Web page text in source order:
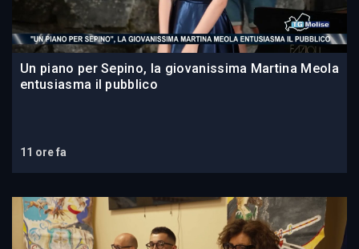
Un piano per Sepino, la giovanissima Martina Meola
entusiasma il pubblico
11 ore fa